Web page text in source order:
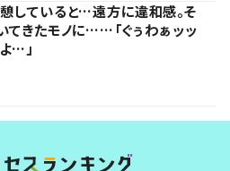
していると…遠方に違和感。そ
てきたモノに……「ぐぅわぁッッ
…」